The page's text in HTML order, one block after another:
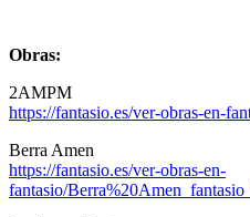
Obras:
2AMPM
https://fantasio.es/ver-obras-en-
Berra Amen
https://fantasio.es/ver-obras-en-
fantasio/